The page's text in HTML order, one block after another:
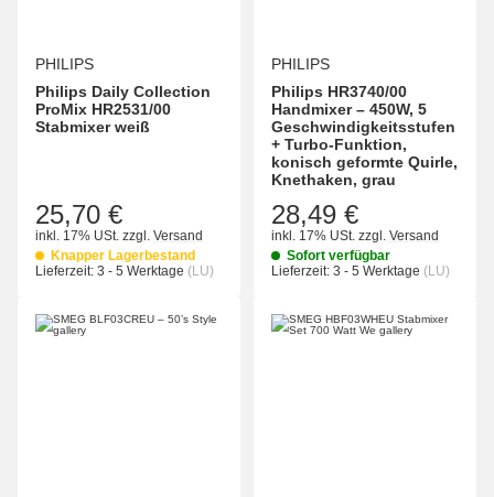
PHILIPS
Philips Daily Collection
ProMix HR2531/00
Stabmixer weiß
25,70 €
inkl. 17% USt. zzgl. Versand
Knapper Lagerbestand
Lieferzeit: 3 - 5 Werktage (LU)
PHILIPS
Philips HR3740/00
Handmixer – 450W, 5
Geschwindigkeitsstufen
+ Turbo-Funktion,
konisch geformte Quirle,
Knethaken, grau
28,49 €
inkl. 17% USt. zzgl. Versand
Sofort verfügbar
Lieferzeit: 3 - 5 Werktage (LU)